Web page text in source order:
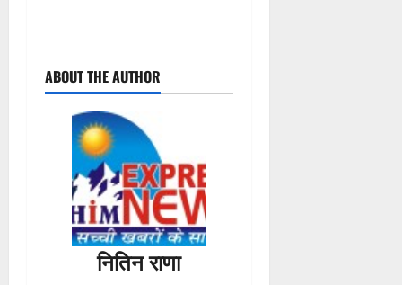
o
ABOUT THE AUTHOR
नितिन राणा